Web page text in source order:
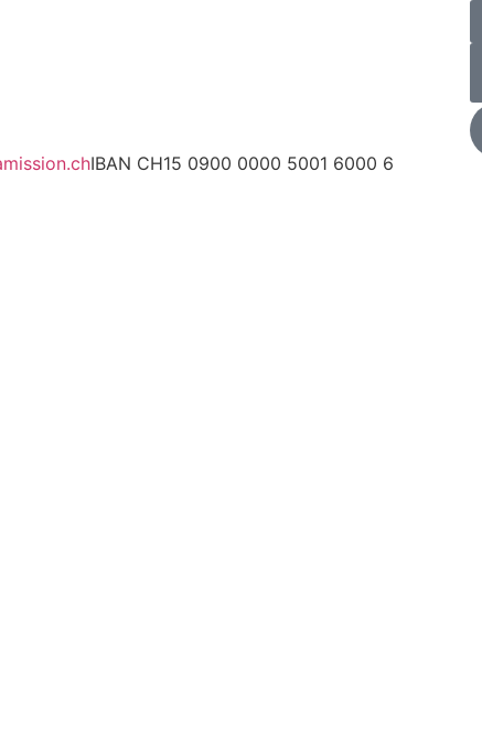
IBAN CH15 0900 0000 5001 6000 6